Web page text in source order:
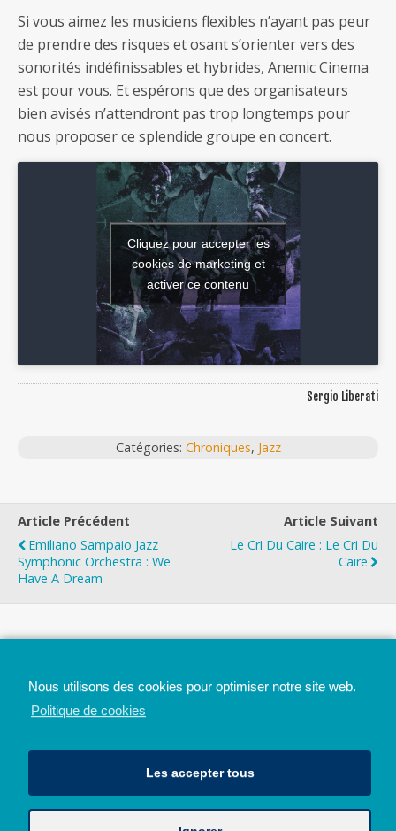
Si vous aimez les musiciens flexibles n’ayant pas peur
de prendre des risques et osant s’orienter vers des
sonorités indéfinissables et hybrides, Anemic Cinema
est pour vous. Et espérons que des organisateurs
bien avisés n’attendront pas trop longtemps pour
nous proposer ce splendide groupe en concert.
Cliquez pour accepter les
cookies de marketing et
activer ce contenu
Sergio Liberati
Catégories: Chroniques, Jazz
Article Précédent
Emiliano Sampaio Jazz
Symphonic Orchestra : We
Have A Dream
Article Suivant
Le Cri Du Caire : Le Cri Du
Caire
Nous utilisons des cookies pour optimiser notre site web.
Politique de cookies
Les accepter tous